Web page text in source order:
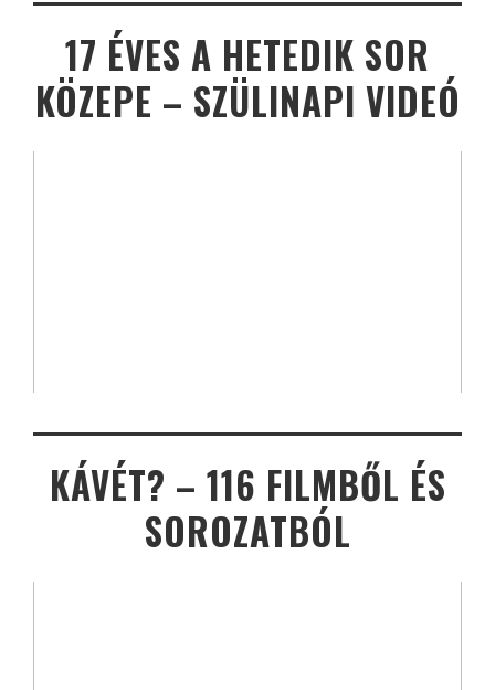
17 ÉVES A HETEDIK SOR
KÖZEPE – SZÜLINAPI VIDEÓ
KÁVÉT? – 116 FILMBŐL ÉS
SOROZATBÓL